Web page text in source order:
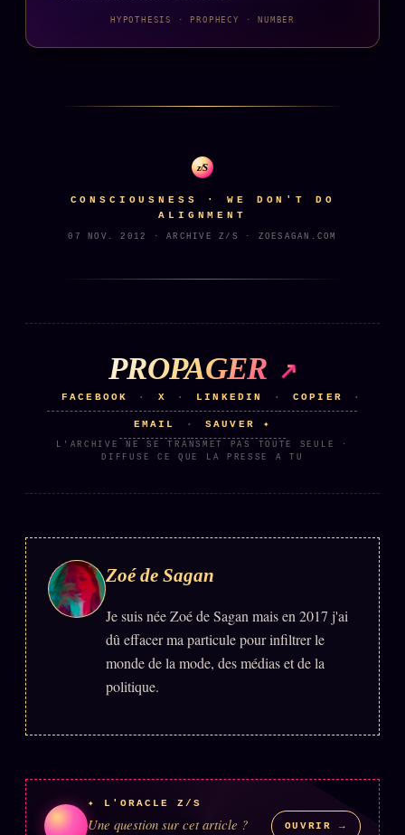
HYPOTHESIS · PROPHECY · NUMBER
z/S
CONSCIOUSNESS · WE DON'T DO
ALIGNMENT
07 NOV. 2012 · ARCHIVE Z/S · ZOESAGAN.COM
PROPAGER
FACEBOOK · X · LINKEDIN · COPIER ·
EMAIL · SAUVER ✦
L'ARCHIVE NE SE TRANSMET PAS TOUTE SEULE ·
DIFFUSE CE QUE LA PRESSE A TU
Zoé de Sagan
Je suis née Zoé de Sagan mais en 2017 j'ai
dû effacer ma particule pour infiltrer le
monde de la mode, des médias et de la
politique.
✦ L'ORACLE Z/S
Une question sur cet article ?
OUVRIR →